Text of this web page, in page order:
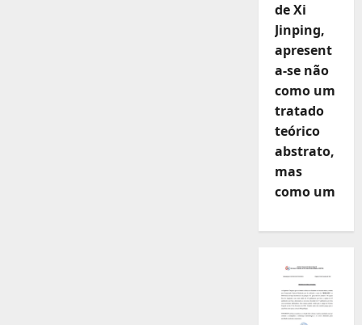
de Xi
Jinping,
apresent
a-se não
como um
tratado
teórico
abstrato,
mas
como um